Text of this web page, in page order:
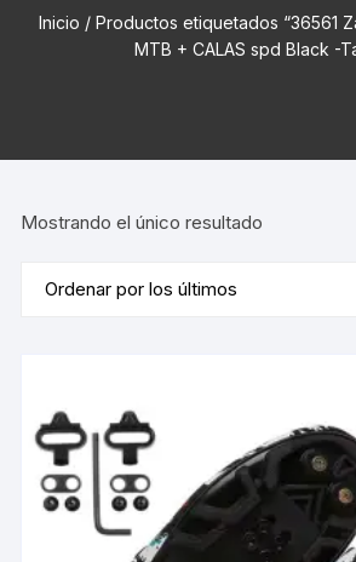
Inicio / Productos etiquetados “36561
MTB + CALAS spd Black -
Mostrando el único resultado